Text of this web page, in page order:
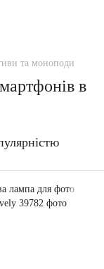
та моноподи
в